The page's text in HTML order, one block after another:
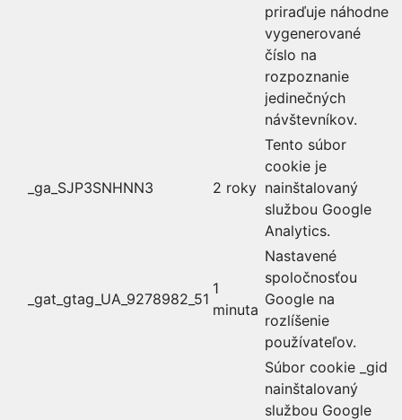
priraďuje náhodne
vygenerované
číslo na
rozpoznanie
jedinečných
návštevníkov.
_ga_SJP3SNHNN3 2 roky
Tento súbor
cookie je
nainštalovaný
službou Google
Analytics.
_gat_gtag_UA_9278982_51
1
minuta
Nastavené
spoločnosťou
Google na
rozlíšenie
používateľov.
Súbor cookie _gid
nainštalovaný
službou Google